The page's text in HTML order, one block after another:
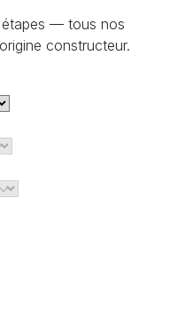
étapes — tous nos
constructeur.